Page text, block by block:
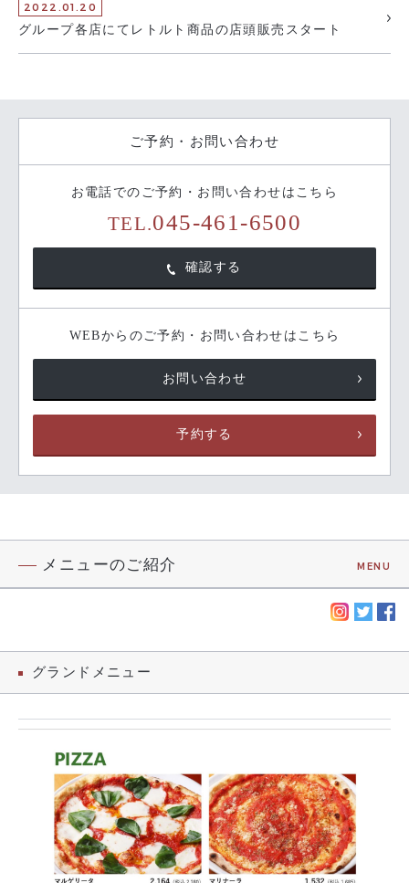
2022.01.20
グループ各店にてレトルト商品の店頭販売スタート
ご予約・お問い合わせ
お電話でのご予約・お問い合わせはこちら
TEL.045-461-6500
確認する
WEBからのご予約・お問い合わせはこちら
お問い合わせ
予約する
メニューのご紹介 MENU
グランドメニュー